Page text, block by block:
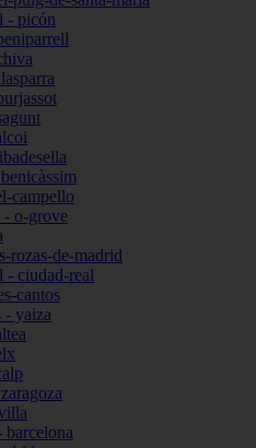
- picón
campello
- o-grove
rozas-de-madrid
- ciudad-real
cantos
- yaiza
barcelona